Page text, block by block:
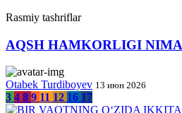
Rasmiy tashriflar
AQSH HAMKORLIGI
Otabek Turdiboyev 13 июн 2026
3 4 8 9 11 12 16 17